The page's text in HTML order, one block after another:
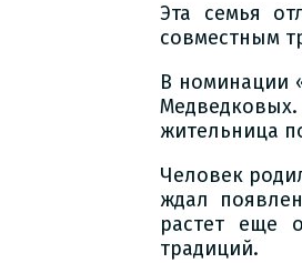
Эта семья
совместным
В номинации
жительница
Человек
ждал
растет еще
традиций.